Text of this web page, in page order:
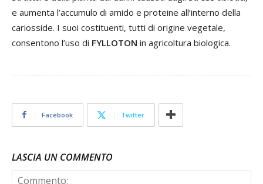
e aumenta l’accu­mulo di amido e proteine all’interno della
cariosside. I suoi costituenti, tutti di origine vegetale,
consentono l’uso di FYLLOTON in agricoltura biologica.
Facebook Twitter
LASCIA UN COMMENTO